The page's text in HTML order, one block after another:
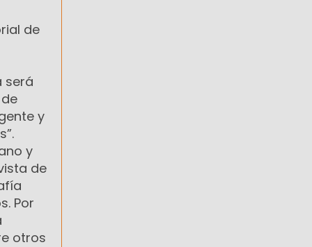
de
será
y
y
de
Por
otros